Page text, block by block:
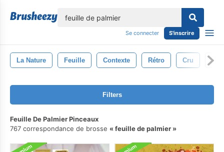
Se connecter S'inscrire
La Nature Feuille Contexte Rétro Cru
Filters
Feuille De Palmier Pinceaux
767 correspondance de brosse
feuille de palmier